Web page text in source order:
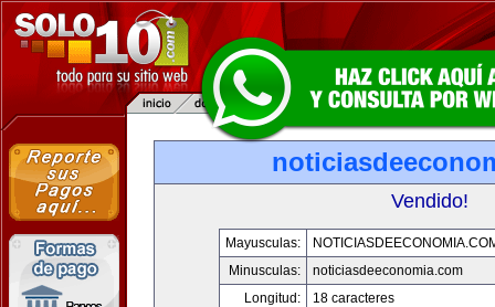
Vendido!
Mayusculas:
Minusculas:
noticiasdeeconomia.com
Longitud:
18 caracteres